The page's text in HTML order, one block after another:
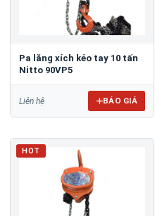
Pa lăng xích kéo tay 10 tấn
Nitto 90VP5
Liên hệ BÁO GIÁ
HOT